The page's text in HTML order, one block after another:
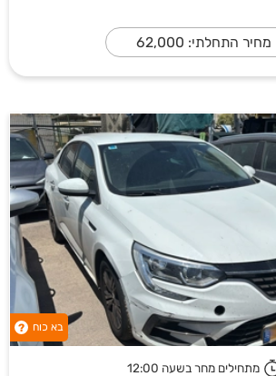
מחיר התחלתי: 62,000
בא כוח ?
מתחילים מחר בשעה 12:00